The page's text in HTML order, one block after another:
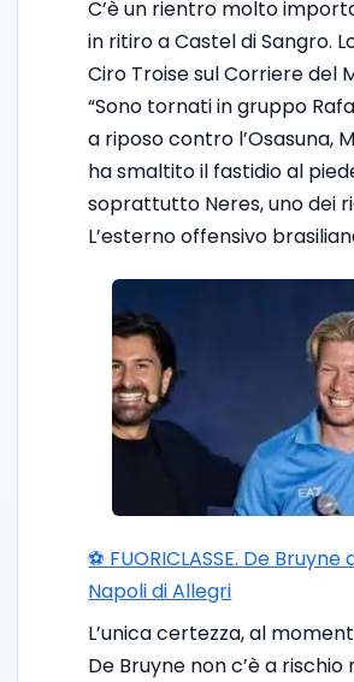
C’è un rientro molto
in ritiro a Castel di Sangro.
Ciro Troise sul Corriere del
“Sono tornati in gruppo
a riposo contro l’Osasuna,
ha smaltito il fastidio al
soprattutto Neres, uno dei
L’esterno offensivo
⚽️ FUORICLASSE. De
Napoli di Allegri
L’unica certezza, al
De Bruyne non c’è a rischio